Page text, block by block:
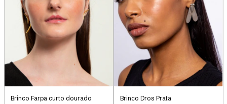
Brinco Farpa curto dourado
Brinco Dros Prata